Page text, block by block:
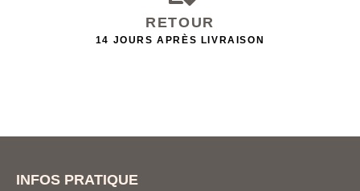
RETOUR
14 JOURS APRÈS LIVRAISON
INFOS PRATIQUE